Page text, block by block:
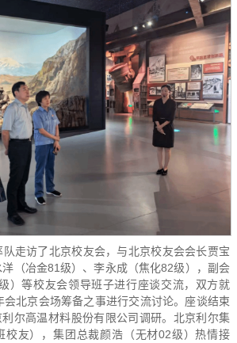
走访了北京校友会，与北京校友会会长贾宝
（冶金81级）、李永成（焦化82级），副会
）等校友会领导班子进行座谈交流，双方就
北京会场筹备之事进行交流讨论。座谈结束
尔高温材料股份有限公司调研。北京利尔集
校友），集团总裁颜浩（无材02级）热情接